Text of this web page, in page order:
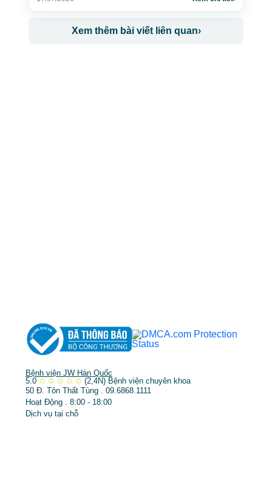
Xem thêm bài viết liên quan›
Bệnh viện JW Hàn Quốc
5.0 ✩ ✩ ✩ ✩ ✩ (2,4N) Bệnh viện chuyên khoa
50 Đ. Tôn Thất Tùng . 09.6868.1111
Hoạt Động . 8:00 - 18:00
Dịch vụ tại chỗ